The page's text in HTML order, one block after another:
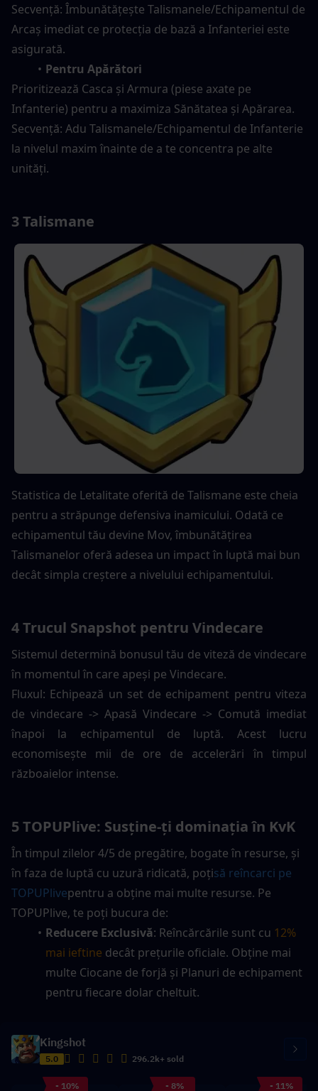
Secvență: Îmbunătățește Talismanele/Echipamentul de
Arcaș imediat ce protecția de bază a Infanteriei este
asigurată.
Pentru Apărători
Prioritizează Casca și Armura (piese axate pe
Infanterie) pentru a maximiza Sănătatea și Apărarea.
Secvență: Adu Talismanele/Echipamentul de Infanterie
la nivelul maxim înainte de a te concentra pe alte
unități.
3 Talismane
Statistica de Letalitate oferită de Talismane este cheia
pentru a străpunge defensiva inamicului. Odată ce
echipamentul tău devine Mov, îmbunătățirea
Talismanelor oferă adesea un impact în luptă mai bun
decât simpla creștere a nivelului echipamentului.
4 Trucul Snapshot pentru Vindecare
Sistemul determină bonusul tău de viteză de vindecare
în momentul în care apeși pe Vindecare.
Fluxul: Echipează un set de echipament pentru viteza
de vindecare -> Apasă Vindecare -> Comută imediat
înapoi la echipamentul de luptă. Acest lucru
economisește mii de ore de accelerări în timpul
războaielor intense.
5 TOPUPlive: Susține-ți dominația în KvK
În timpul zilelor 4/5 de pregătire, bogate în resurse, și
în faza de luptă cu uzură ridicată, poțisă reîncarci pe
TOPUPlivepentru a obține mai multe resurse. Pe
TOPUPlive, te poți bucura de:
Reducere Exclusivă: Reîncărcările sunt cu 12%
mai ieftine decât prețurile oficiale. Obține mai
multe Ciocane de forjă și Planuri de echipament
pentru fiecare dolar cheltuit.
Kingshot
5.0 296.2k+ sold
- 10% - 8% - 11%